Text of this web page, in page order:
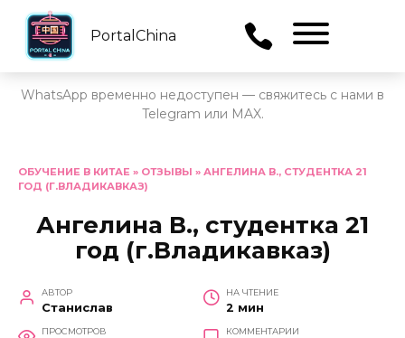
PortalChina
WhatsApp временно недоступен — свяжитесь с нами в
Telegram или MAX.
содержанию
ОБУЧЕНИЕ В КИТАЕ » ОТЗЫВЫ » АНГЕЛИНА В., СТУДЕНТКА 21
ГОД (Г.ВЛАДИКАВКАЗ)
Ангелина В., студентка 21
год (г.Владикавказ)
АВТОР
Станислав
НА ЧТЕНИЕ
2 мин
ПРОСМОТРОВ КОММЕНТАРИИ